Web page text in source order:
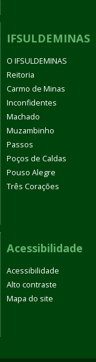
IFSULDEMINAS
O IFSULDEMINAS
Reitoria
Carmo de Minas
Inconfidentes
Machado
Muzambinho
Passos
Poços de Caldas
Pouso Alegre
Três Corações
Acessibilidade
Acessibilidade
Alto contraste
Mapa do site